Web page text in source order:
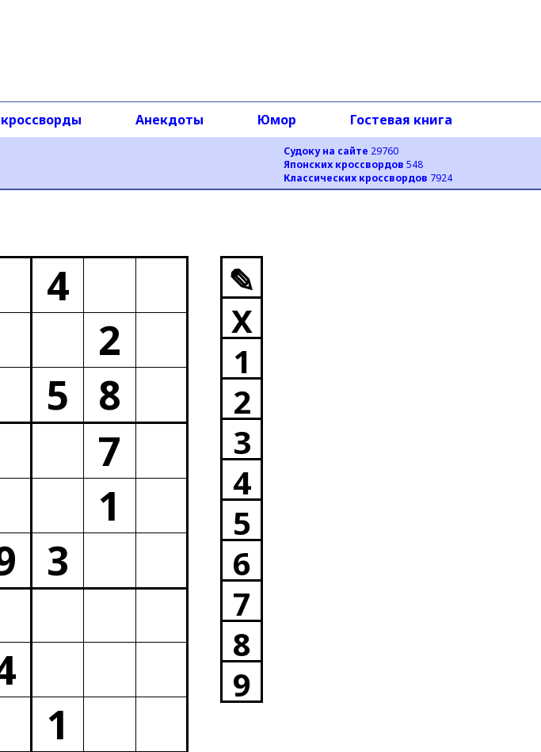
Судоку на сайте 29760
Японских кроссвордов 548
Классических кроссвордов 7924
Анекдоты Юмор Гостевая книга
4
2
5
8
7
1
3
1
✎
X
1
2
3
4
5
6
7
8
9